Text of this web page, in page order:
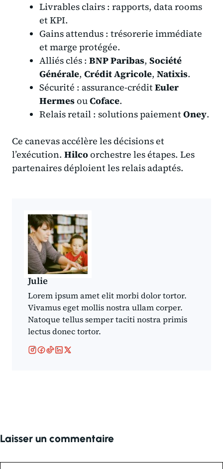
Livrables clairs : rapports, data rooms
et KPI.
Gains attendus : trésorerie immédiate
et marge protégée.
Alliés clés : BNP Paribas, Société
Générale, Crédit Agricole, Natixis.
Sécurité : assurance-créditEuler
HermesouCoface.
Relais retail : solutions paiementOney.
Ce canevas accélère les décisions et
l’exécution. Hilcoorchestre les étapes. Les
partenaires déploient les relais adaptés.
Julie
Lorem ipsum amet elit morbi dolor tortor.
Vivamus eget mollis nostra ullam corper.
Natoque tellus semper taciti nostra primis
lectus donec tortor.
Laisser un commentaire